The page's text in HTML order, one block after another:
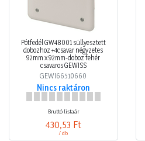
Pótfedél GW48001 süllyesztett
dobozhoz +4csavar négyzetes
92mm x 92mm-doboz fehér
csavaros GEWISS
GEWI66510660
Nincs raktáron
Bruttó listaár
430,53 Ft
/ db